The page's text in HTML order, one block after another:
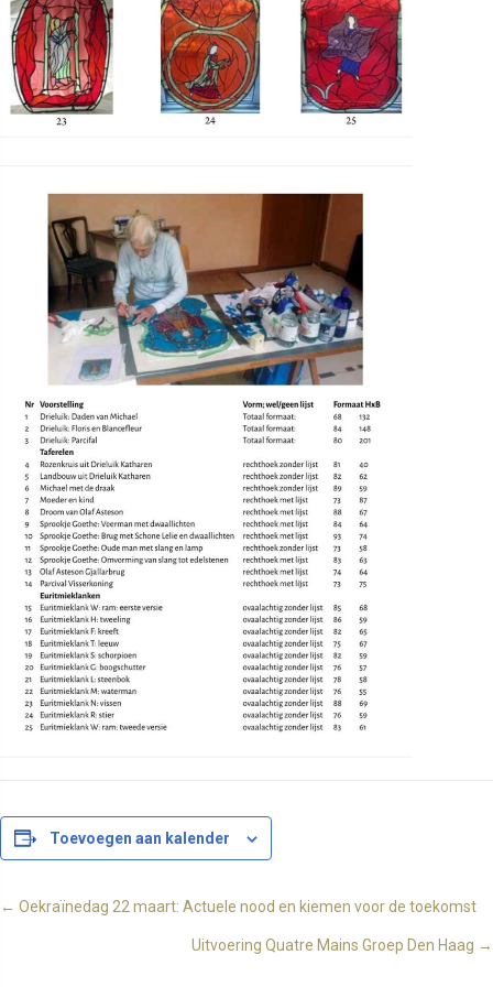
Toevoegen aan kalender
Posts
← Oekraïnedag 22 maart: Actuele nood en kiemen voor de toekomst
Uitvoering Quatre Mains Groep Den Haag →